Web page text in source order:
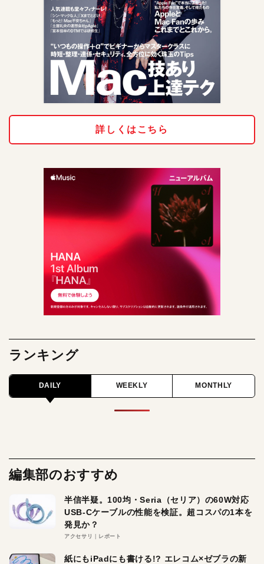
詳しくはこちら
ランキング
DAILY WEEKLY MONTHLY
編集部のおすすめ
半信半疑。100均・Seria（セリア）の60W対応
USB-Cケーブルの性能を検証。超コスパの1本を
発見か？
アクセサリ レポート
紙にもiPadにも書ける!? エレコム×ゼブラの新